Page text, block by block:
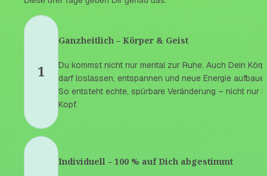
1
Ganzheitlich – Körper & Geist
Du kommst nicht nur mental zur Ruhe. Auch Dein
darf loslassen, entspannen und neue Energie
So entsteht echte, spürbare Veränderung – nicht nur
Kopf.
Individuell – 100 % auf Dich abgestimmt